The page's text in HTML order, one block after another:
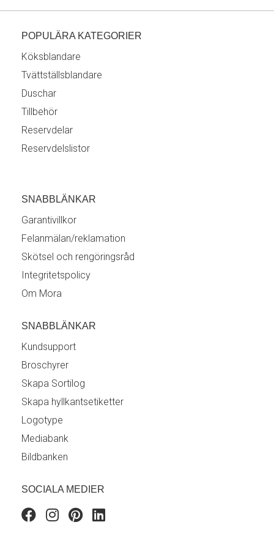
POPULÄRA KATEGORIER
Köksblandare
Tvättställsblandare
Duschar
Tillbehör
Reservdelar
Reservdelslistor
SNABBLÄNKAR
Garantivillkor
Felanmälan/reklamation
Skötsel och rengöringsråd
Integritetspolicy
Om Mora
SNABBLÄNKAR
Kundsupport
Broschyrer
Skapa Sortilog
Skapa hyllkantsetiketter
Logotype
Mediabank
Bildbanken
SOCIALA MEDIER
FacebookInstagram
Pinterest